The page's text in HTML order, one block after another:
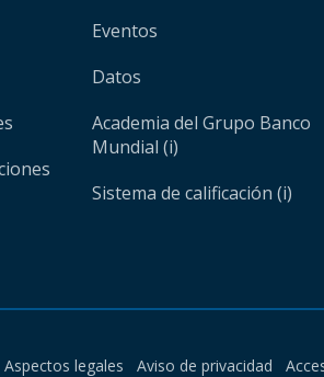
Eventos
Datos
Academia del Grupo Banco
Mundial (i)
Sistema de calificación (i)
Aspectos legales Aviso de privacidad